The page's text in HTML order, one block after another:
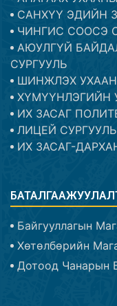
САНХҮҮ ЭДИЙН
ЧИНГИС СООСЭ
АЮУЛГҮЙ
СУРГУУЛЬ
ШИНЖЛЭХ
ХҮМҮҮНЛЭГИЙН
ИХ ЗАСАГ
ЛИЦЕЙ СУРГУУЛЬ
ИХ ЗАСАГ-
Байгууллагын
Хөтөлбөрийн
Дотоод Чанарын